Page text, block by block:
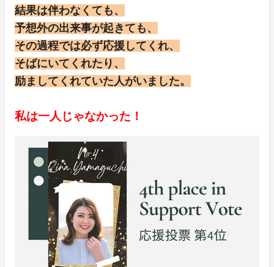
結果は伴わなくても、
予想外の出来事が起きても、
その過程では必ず応援してくれ、
そばにいてくれたり、
励ましてくれていた人がいました。
私は一人じゃなかった！